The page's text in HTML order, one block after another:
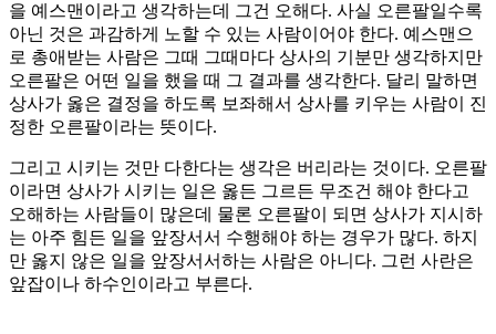
을 예스맨이라고 생각하는데 그건 오해다. 사실 오른팔일수록
아닌 것은 과감하게 노할 수 있는 사람이어야 한다. 예스맨으
로 총애받는 사람은 그때 그때마다 상사의 기분만 생각하지만
오른팔은 어떤 일을 했을 때 그 결과를 생각한다. 달리 말하면
상사가 옳은 결정을 하도록 보좌해서 상사를 키우는 사람이 진
정한 오른팔이라는 뜻이다.
그리고 시키는 것만 다한다는 생각은 버리라는 것이다. 오른팔
이라면 상사가 시키는 일은 옳든 그르든 무조건 해야 한다고
오해하는 사람들이 많은데 물론 오른팔이 되면 상사가 지시하
는 아주 힘든 일을 앞장서서 수행해야 하는 경우가 많다. 하지
만 옳지 않은 일을 앞장서서하는 사람은 아니다. 그런 사란은
앞잡이나 하수인이라고 부른다.